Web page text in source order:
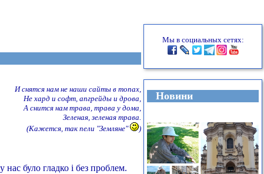
И снятся нам не наши сайты в топах,
Не хард и софт, апгрейды и дрова,
А снится нам трава, трава у дома,
Зеленая, зеленая трава.
(Кажется, так пели "Земляне"
)
було гладко і без проблем.
Мы в социальных сетях:
Новини